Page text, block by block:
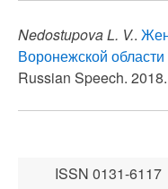
Nedostupova L. V..
Воронежской области
Russian Speech.
ISSN 0131-6117